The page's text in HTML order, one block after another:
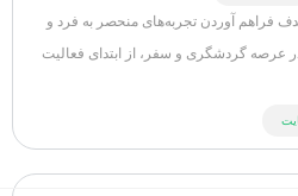
هدف فراهم آوردن تجربه‌های منحصر به فرد و
در عرصه گردشگری و سفر، از ابتدای فعالیت